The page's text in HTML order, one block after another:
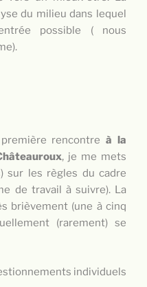
du milieu dans lequel
possible ( nous
rencontreà la
, je me mets
sur les règles du cadre
de travail à suivre). La
brièvement (une à cinq
(rarement) se
individuels